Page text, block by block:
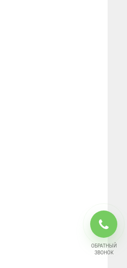
ОБРАТНЫЙ
ЗВОНОК